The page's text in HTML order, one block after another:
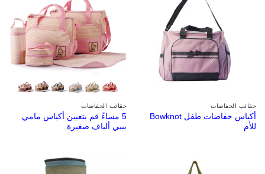
حقائب الحفاضات
أكياس حفاضات طفل Bowknot
للأم
حقائب الحفاضات
5 مساءً قم بتعيين أكياس مامي
بيبي ألياف صغيرة